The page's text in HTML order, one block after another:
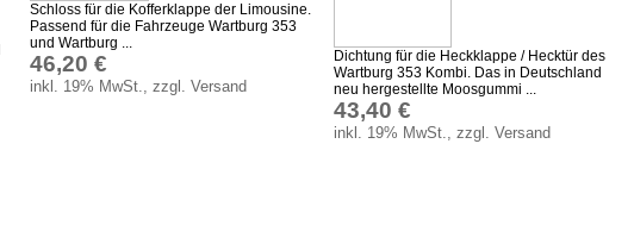
Schloss für die Kofferklappe der Limousine.
Passend für die Fahrzeuge Wartburg 353
und Wartburg ...
46,20 €
inkl. 19% MwSt., zzgl. Versand
Dichtung für die Heckklappe / Hecktür des
Wartburg 353 Kombi. Das in Deutschland
neu hergestellte Moosgummi ...
43,40 €
inkl. 19% MwSt., zzgl. Versand